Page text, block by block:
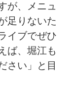
が、メニュ
足りないた
イブでぜひ
ば、堀江も
さい」と目